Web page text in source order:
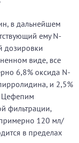
в дальнейшем
ему N-
дозировки
виде, все
6,8% оксида N-
и 2,5%
Цефепим
фильтрации,
120 мл/
в пределах